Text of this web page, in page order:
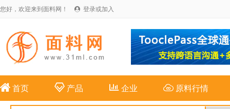
您好，欢迎来到面料网！  登录或加入
 首页 产品 企业 原料行情